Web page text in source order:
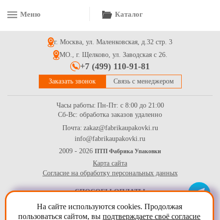
Меню Каталог
г. Москва, ул. Маленковская, д.32 стр. 3
МО., г. Щелково, ул. Заводская с 26.
+7 (499) 110-91-81
Заказать звонок Связь с менеджером
Часы работы: Пн-Пт: с 8:00 до 21:00
Сб-Вс: обработка заказов удаленно
Почта: zakaz@fabrikaupakovki.ru
info@fabrikaupakovki.ru
2009 - 2026 ПТП Фабрика Упаковки
Карта сайта
Согласие на обработку персональных данных
СПОСОБЫ ОПЛАТЫ
На сайте используются cookies. Продолжая
пользоваться сайтом, выподтверждаете своё согласие